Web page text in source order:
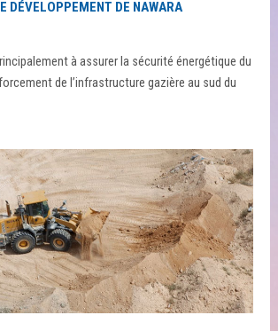
DÉVELOPPEMENT DE NAWARA
à assurer la sécurité énergétique du
de l’infrastructure gazière au sud du